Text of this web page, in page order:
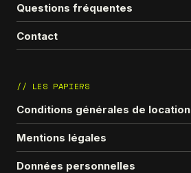
Questions fréquentes
Contact
// LES PAPIERS
Conditions générales de location
Mentions légales
Données personnelles